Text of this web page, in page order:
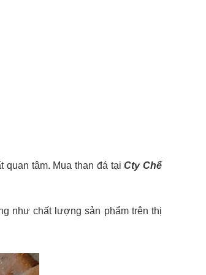
quan tâm. Mua than đá tạiCty Chế
như chất lượng sản phẩm trên thị